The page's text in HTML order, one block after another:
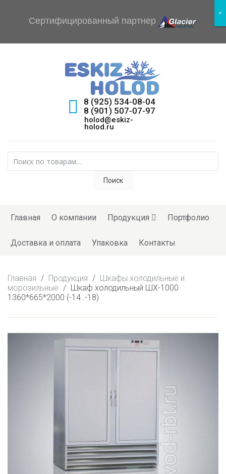
Сертифицированный партнер
8 (925) 534-08-04
8 (901) 507-07-97
holod@eskiz-
holod.ru
Поиск
Главная О компании Продукция Портфолио
Доставка и оплата Упаковка Контакты
Главная / Продукция / Шкафы холодильные и
морозильные / Шкаф холодильный ШХ-1000
1360*665*2000 (-14..-18)
×
×